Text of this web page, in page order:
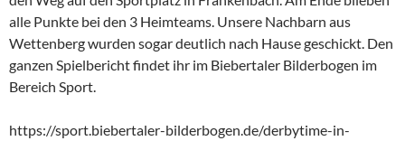
alle Punkte bei den 3 Heimteams. Unsere Nachbarn aus
Wettenberg wurden sogar deutlich nach Hause geschickt. Den
ganzen Spielbericht findet ihr im Biebertaler Bilderbogen im
Bereich Sport.
https://sport.biebertaler-bilderbogen.de/derbytime-in-